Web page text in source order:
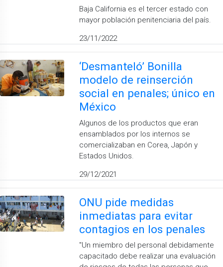
Baja California es el tercer estado con
mayor población penitenciaria del país.
23/11/2022
‘Desmanteló’ Bonilla
modelo de reinserción
social en penales; único en
México
Algunos de los productos que eran
ensamblados por los internos se
comercializaban en Corea, Japón y
Estados Unidos.
29/12/2021
ONU pide medidas
inmediatas para evitar
contagios en los penales
''Un miembro del personal debidamente
capacitado debe realizar una evaluación